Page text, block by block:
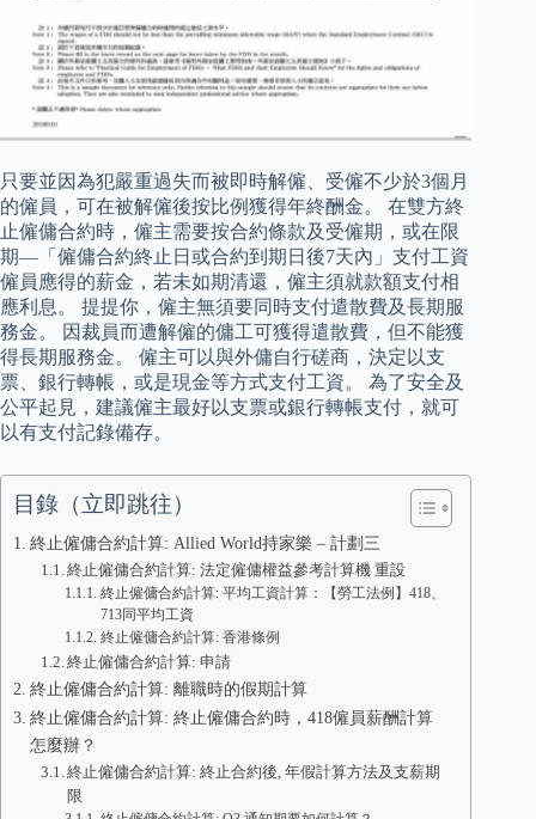
只要並因為犯嚴重過失而被即時解僱、受僱不少於3個月
的僱員，可在被解僱後按比例獲得年終酬金。 在雙方終
止僱傭合約時，僱主需要按合約條款及受僱期，或在限
期—「僱傭合約終止日或合約到期日後7天內」支付工資
僱員應得的薪金，若未如期清還，僱主須就款額支付相
應利息。 提提你，僱主無須要同時支付遣散費及長期服
務金。 因裁員而遭解僱的傭工可獲得遣散費，但不能獲
得長期服務金。 僱主可以與外傭自行磋商，決定以支
票、銀行轉帳，或是現金等方式支付工資。 為了安全及
公平起見，建議僱主最好以支票或銀行轉帳支付，就可
以有支付記錄備存。
目錄（立即跳往）
終止僱傭合約計算: Allied World持家樂 – 計劃三
終止僱傭合約計算: 法定僱傭權益參考計算機 重設
終止僱傭合約計算: 平均工資計算：【勞工法例】418、
713同平均工資
終止僱傭合約計算: 香港條例
終止僱傭合約計算: 申請
終止僱傭合約計算: 離職時的假期計算
終止僱傭合約計算: 終止僱傭合約時，418僱員薪酬計算
怎麼辦？
終止僱傭合約計算: 終止合約後, 年假計算方法及支薪期
限